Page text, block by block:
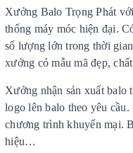
Xưởng Balo Trọng Phát
thống máy móc hiện đại.
số lượng lớn trong thời
xưởng có mẫu mã đẹp,
Xưởng nhận sản xuất balo
logo lên balo theo yêu cầu.
chương trình khuyến mại.
hiệu…